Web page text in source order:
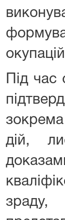
Під
зокрема
дій,
зраду,